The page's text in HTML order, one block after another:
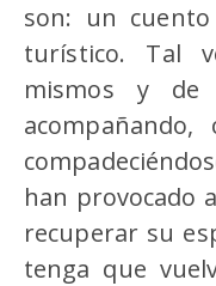
son: un
turístico. Tal
mismos y de
han provocado
recuperar su
tenga que